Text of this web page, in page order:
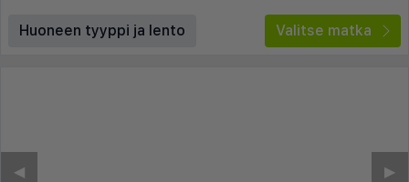
Huoneen tyyppi ja lento Valitse matka
▶︎
◀︎